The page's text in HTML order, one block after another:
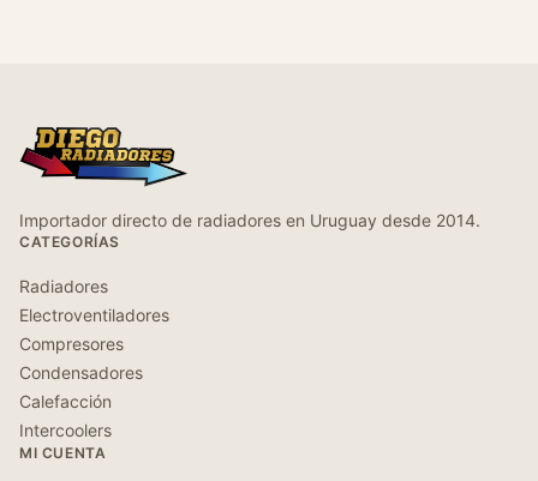
Importador directo de radiadores en Uruguay desde 2014.
CATEGORÍAS
Radiadores
Electroventiladores
Compresores
Condensadores
Calefacción
Intercoolers
MI CUENTA